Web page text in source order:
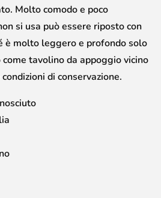
Molto comodo e poco
si usa può essere riposto con
è molto leggero e profondo solo
tavolino da appoggio vicino
di conservazione.